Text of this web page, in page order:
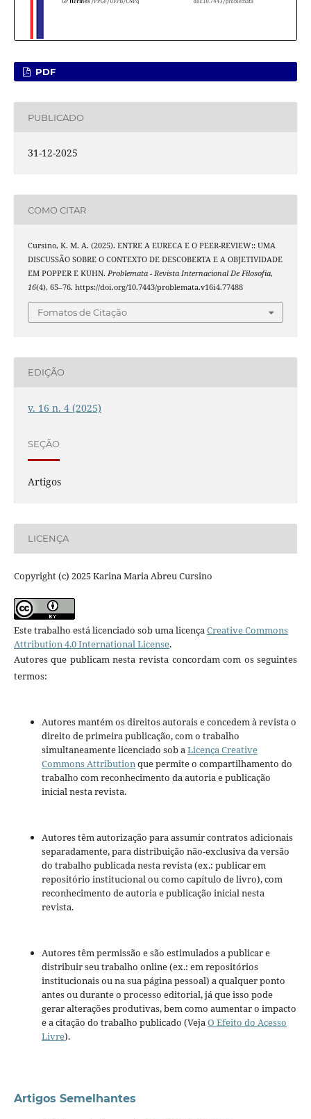
PDF
PUBLICADO
31-12-2025
COMO CITAR
Cursino, K. M. A. (2025). ENTRE A EURECA E O PEER-REVIEW:: UMA
DISCUSSÃO SOBRE O CONTEXTO DE DESCOBERTA E A OBJETIVIDADE
EM POPPER E KUHN. Problemata - Revista Internacional De Filosofia,
16(4), 65–76. https://doi.org/10.7443/problemata.v16i4.77488
Fomatos de Citação
EDIÇÃO
v. 16 n. 4 (2025)
SEÇÃO
Artigos
LICENÇA
Copyright (c) 2025 Karina Maria Abreu Cursino
Este trabalho está licenciado sob uma licençaCreative Commons
Attribution 4.0 International License.
Autores que publicam nesta revista concordam com os seguintes
termos:
Autores mantém os direitos autorais e concedem à revista o
direito de primeira publicação, com o trabalho
simultaneamente licenciado sob aLicença Creative
Commons Attributionque permite o compartilhamento do
trabalho com reconhecimento da autoria e publicação
inicial nesta revista.
Autores têm autorização para assumir contratos adicionais
separadamente, para distribuição não-exclusiva da versão
do trabalho publicada nesta revista (ex.: publicar em
repositório institucional ou como capítulo de livro), com
reconhecimento de autoria e publicação inicial nesta
revista.
Autores têm permissão e são estimulados a publicar e
distribuir seu trabalho online (ex.: em repositórios
institucionais ou na sua página pessoal) a qualquer ponto
antes ou durante o processo editorial, já que isso pode
gerar alterações produtivas, bem como aumentar o impacto
e a citação do trabalho publicado (VejaO Efeito do Acesso
Livre).
Artigos Semelhantes